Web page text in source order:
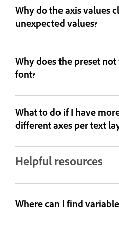
Why do the axis values
unexpected values?
Why does the preset
font?
What to do if I have
different axes per text
Helpful resources
Where can I find